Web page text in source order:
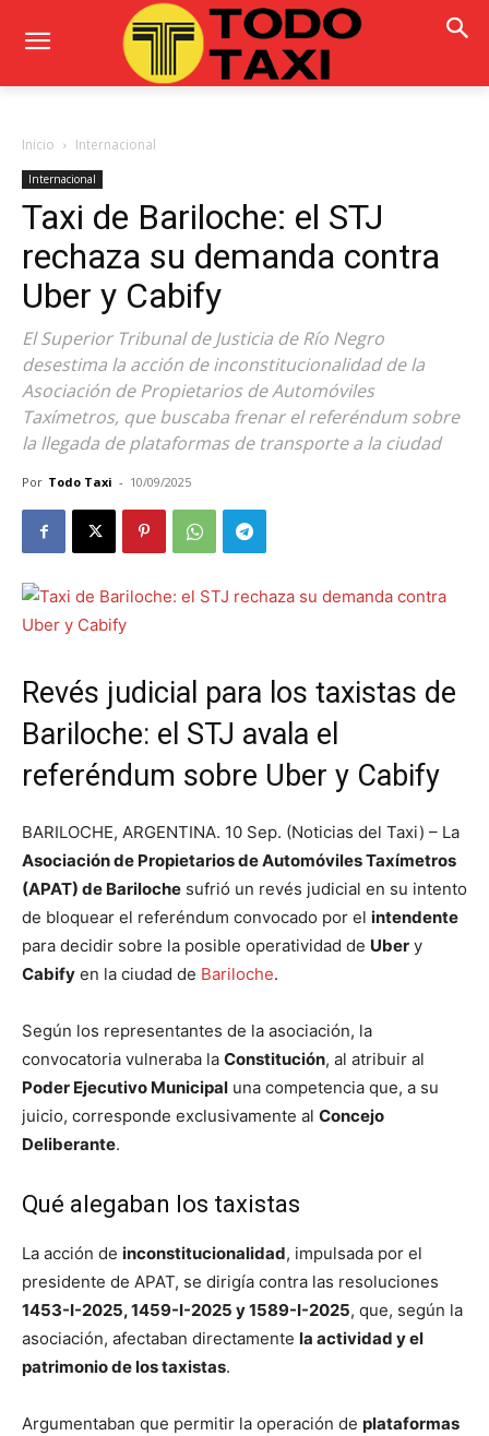
Inicio Internacional
Internacional
Taxi de Bariloche: el STJ
rechaza su demanda contra
Uber y Cabify
El Superior Tribunal de Justicia de Río Negro
desestima la acción de inconstitucionalidad de la
Asociación de Propietarios de Automóviles
Taxímetros, que buscaba frenar el referéndum sobre
la llegada de plataformas de transporte a la ciudad
Por Todo Taxi - 10/09/2025
Revés judicial para los taxistas de
Bariloche: el STJ avala el
referéndum sobre Uber y Cabify
BARILOCHE, ARGENTINA. 10 Sep. (Noticias del Taxi) – La
Asociación de Propietarios de Automóviles Taxímetros
(APAT) de Bariloche sufrió un revés judicial en su intento
de bloquear el referéndum convocado por el intendente
para decidir sobre la posible operatividad de Uber y
Cabify en la ciudad de Bariloche.
Según los representantes de la asociación, la
convocatoria vulneraba la Constitución, al atribuir al
Poder Ejecutivo Municipal una competencia que, a su
juicio, corresponde exclusivamente al Concejo
Deliberante.
Qué alegaban los taxistas
La acción de inconstitucionalidad, impulsada por el
presidente de APAT, se dirigía contra las resoluciones
1453-I-2025, 1459-I-2025 y 1589-I-2025, que, según la
asociación, afectaban directamente la actividad y el
patrimonio de los taxistas.
Argumentaban que permitir la operación de plataformas